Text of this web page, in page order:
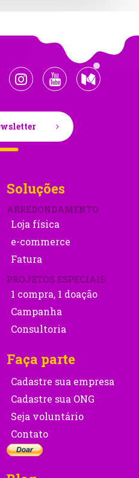
Soluções
ARREDONDAMENTO
Loja física
e-commerce
Fatura
PROJETOS ESPECIAIS
1 compra, 1 doação
Campanha
Consultoria
Faça parte
Cadastre sua empresa
Cadastre sua ONG
Seja voluntário
Contato